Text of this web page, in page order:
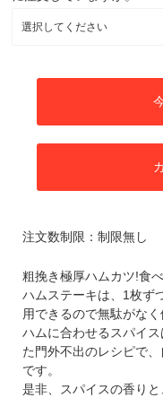
注文数制限：制限無し
粗挽き極厚ハムカツ!食
ハムステーキは、1枚ず
用できるので無駄がなく
ハムに合わせるスパイ
た門外不出のレシピで
です。
是非、スパイスの香り